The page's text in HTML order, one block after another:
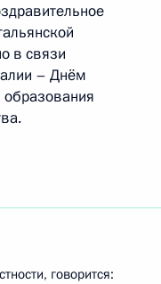
в связи
– Днём
образования
говорится: